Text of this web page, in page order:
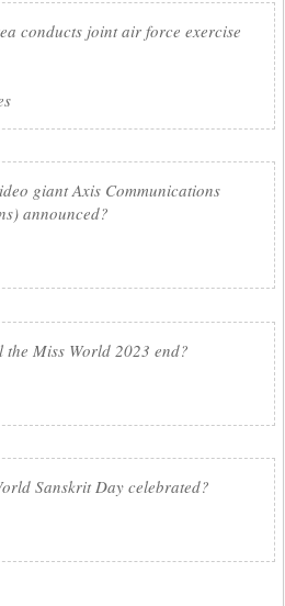
conducts joint air force exercise
giant Axis Communications
announced?
the Miss World 2023 end?
Sanskrit Day celebrated?